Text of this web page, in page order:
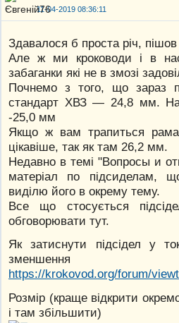
11-04-2019 08:36:11
Здавалося б проста річ,
Але ж ми кроководи і в
забаганки які не в змозі
Почнемо з того, що зараз
стандарт ХВЗ — 24,8 мм.
-25,0 мм
Якщо ж вам трапиться
цікавіше, так як там 26,2 мм.
Недавно в темі "Вопросы и
матеріал по підсиделам,
виділю його в окрему тему.
Все що стосується
обговорювати тут.
Як затиснути підсідел у
зменшення
https://krokovod.org/forum/
Розмір (краще відкрити
і там збільшити)